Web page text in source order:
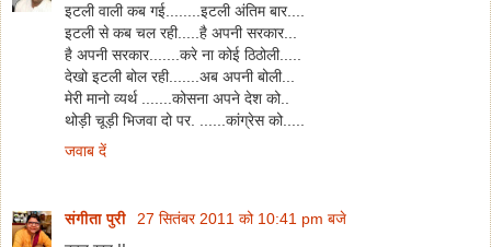
इटली वाली कब गई........इटली अंतिम बार....
इटली से कब चल रही.....है अपनी सरकार...
है अपनी सरकार.......करे ना कोई ठिठोली.....
देखो इटली बोल रही.......अब अपनी बोली...
मेरी मानो व्यर्थ .......कोसना अपने देश को..
थोड़ी चूड़ी भिजवा दो पर. ......कांग्रेस को.....
जवाब दें
संगीता पुरी
27 सितंबर 2011 को 10:41 pm बजे